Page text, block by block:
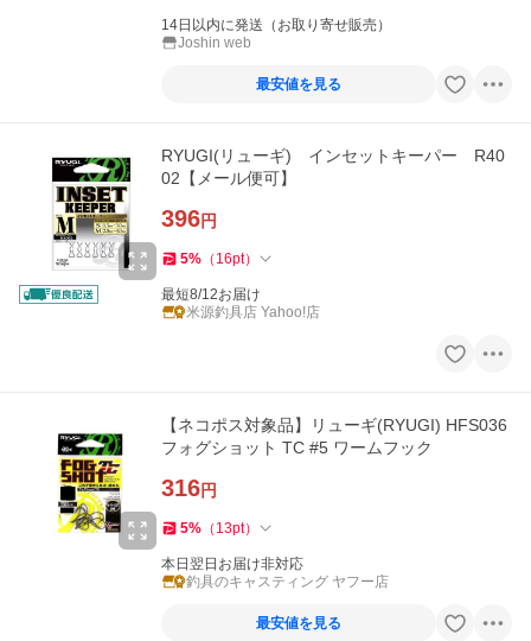
14日以内に発送（お取り寄せ販売）
Joshin web
最安値を見る
RYUGI(リューギ) インセットキーパー R40
02【メール便可】
396円
5% （ 16pt）
最短8/12お届け
米源釣具店 Yahoo!店
【ネコポス対象品】リューギ(RYUGI) HFS036
フォグショット TC #5 ワームフック
316円
5% （ 13pt）
本日翌日お届け非対応
釣具のキャスティング ヤフー店
最安値を見る